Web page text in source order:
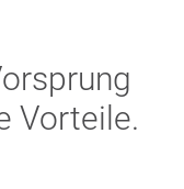
Vorteile.